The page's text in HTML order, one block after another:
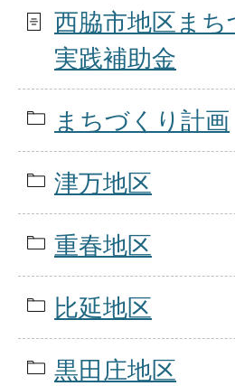
西脇市地区まち
実践補助金
まちづくり計画
津万地区
重春地区
比延地区
黒田庄地区